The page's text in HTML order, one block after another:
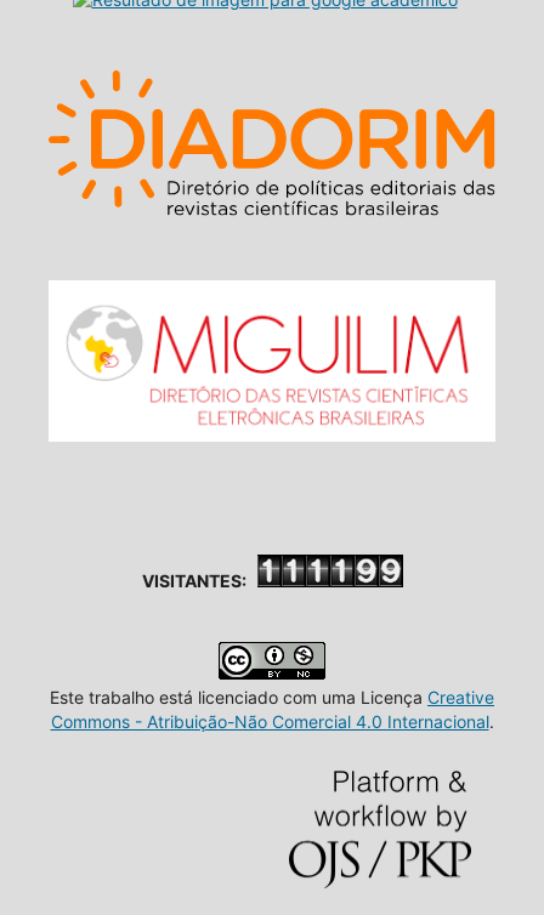
VISITANTES:
Este trabalho está licenciado com uma Licença Creative
Commons - Atribuição-Não Comercial 4.0 Internacional.